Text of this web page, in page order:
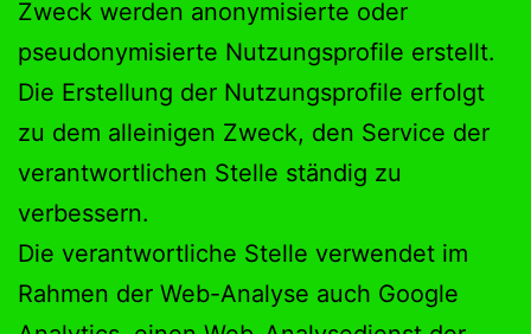
Zweck werden anonymisierte oder
pseudonymisierte Nutzungsprofile erstellt.
Die Erstellung der Nutzungsprofile erfolgt
zu dem alleinigen Zweck, den Service der
verantwortlichen Stelle ständig zu
verbessern.
Die verantwortliche Stelle verwendet im
Rahmen der Web-Analyse auch Google